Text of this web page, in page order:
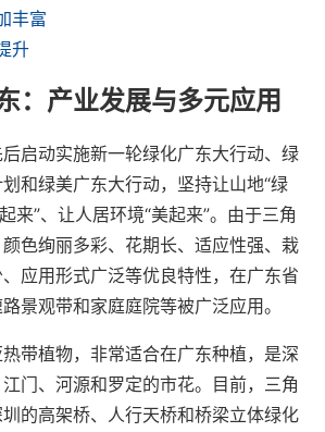
丰富
升
：产业发展与多元应用
启动实施新一轮绿化广东大行动、绿
和绿美广东大行动，坚持让山地“绿
来”、让人居环境“美起来”。由于三角
色绚丽多彩、花期长、适应性强、栽
应用形式广泛等优良特性，在广东省
景观带和家庭庭院等被广泛应用。
带植物，非常适合在广东种植，是深
门、河源和罗定的市花。目前，三角
的高架桥、人行天桥和桥梁立体绿化